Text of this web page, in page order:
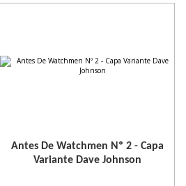
Antes De Watchmen Nº 2 - Capa
Variante Dave Johnson